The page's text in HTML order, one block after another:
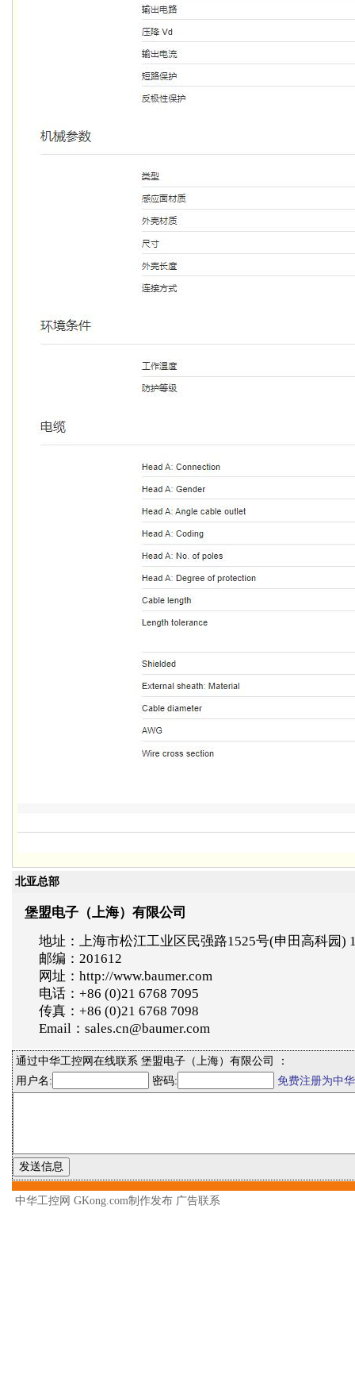
北亚总部
堡盟电子（上海）有限公司
地址：上海市松江工业区民强路1525号(申田高科园)
邮编：201612
网址：http://www.baumer.com
电话：+86 (0)21 6768 7095
传真：+86 (0)21 6768 7098
Email：sales.cn@baumer.com
通过中华工控网在线联系 堡盟电子（上海）有限公司 ：
用户名:
密码: 免费注册为中
中华工控网 GKong.com制作发布 广告联系